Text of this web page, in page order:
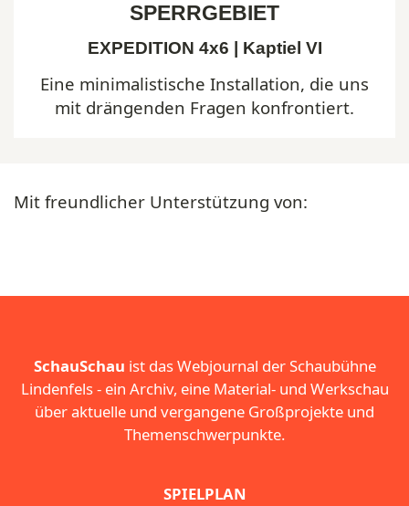
SPERRGEBIET
EXPEDITION 4x6 | Kaptiel VI
Eine minimalistische Installation, die uns
mit drängenden Fragen konfrontiert.
Mit freundlicher Unterstützung von:
SchauSchau ist das Webjournal der Schaubühne
Lindenfels - ein Archiv, eine Material- und Werkschau
über aktuelle und vergangene Großprojekte und
Themenschwerpunkte.
SPIELPLAN